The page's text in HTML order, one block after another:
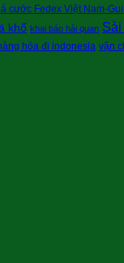
cước Fedex Việt Nam-
khổ khai báo hải quan
hóa đi indonesia vận